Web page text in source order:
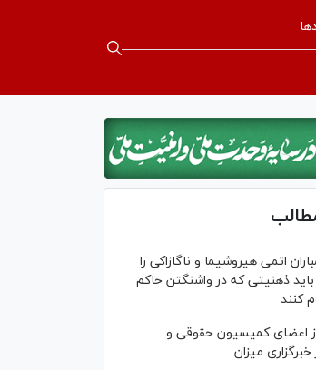
اتمی هیروشیما و ناگازاکی را
ذهنیتی که در واشنگتن حاکم
کنند
از اعضای کمیسیون حقوقی و
میزان